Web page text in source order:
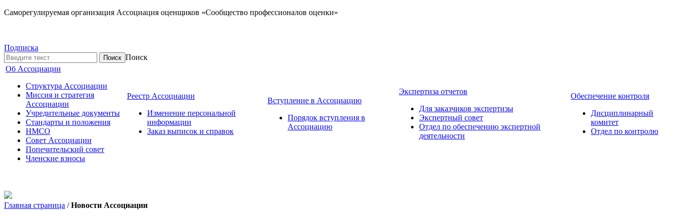
Саморегулируемая организация Ассоциация оценщиков «Сообщество профессионалов оценки»
Подписка
Поиск
Об Ассоциации
Структура Ассоциации
Миссия и стратегия
Ассоциации
Учредительные документы
Стандарты и положения
НМСО
Совет Ассоциации
Попечительский совет
Членские взносы
Реестр Ассоциации
Изменение персональной
информации
Заказ выписок и справок
Вступление в Ассоциацию
Порядок вступления в
Ассоциацию
Экспертиза отчетов
Для заказчиков экспертизы
Экспертный совет
Отдел по обеcпечению экспертной
деятельности
Обеспечение контроля
Дисциплинарный
комитет
Отдел по контролю
Главная страница / Новости Ассоциации